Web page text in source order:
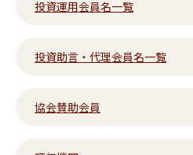
投資運用会員名一覧
投資助言・代理会員名一覧
協会賛助会員